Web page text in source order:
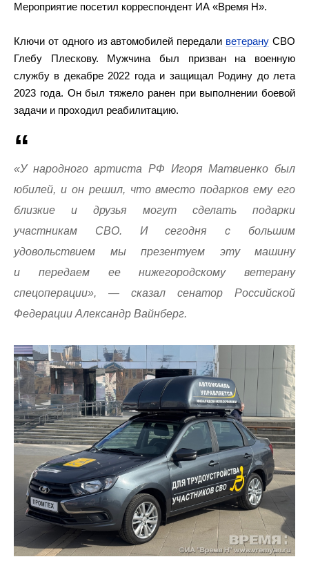
Мероприятие посетил корреспондент ИА «Время Н».
Ключи от одного из автомобилей передали ветерану СВО
Глебу Плескову. Мужчина был призван на военную
службу в декабре 2022 года и защищал Родину до лета
2023 года. Он был тяжело ранен при выполнении боевой
задачи и проходил реабилитацию.
«У народного артиста РФ Игоря Матвиенко был
юбилей, и он решил, что вместо подарков ему его
близкие и друзья могут сделать подарки
участникам СВО. И сегодня с большим
удовольствием мы презентуем эту машину
и передаем ее нижегородскому ветерану
спецоперации», — сказал сенатор Российской
Федерации Александр Вайнберг.